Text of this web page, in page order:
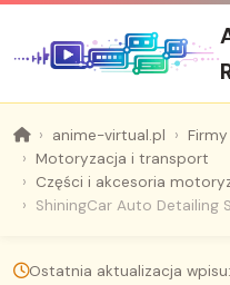
anime-virtual.pl
Firmy
Motoryzacja i transport
Części i akcesoria
ShiningCar Auto Detailing
Ostatnia aktualizacja wpisu: